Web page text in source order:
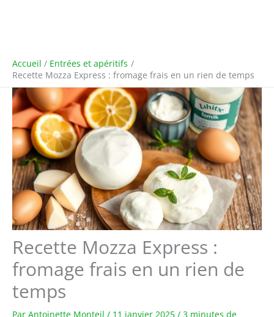
Accueil
Entrées et apéritifs
Recette Mozza Express : fromage frais en un rien de temps
Recette Mozza Express :
fromage frais en un rien de
temps
Par Antoinette Monteil / 11 janvier 2025 / 3 minutes de